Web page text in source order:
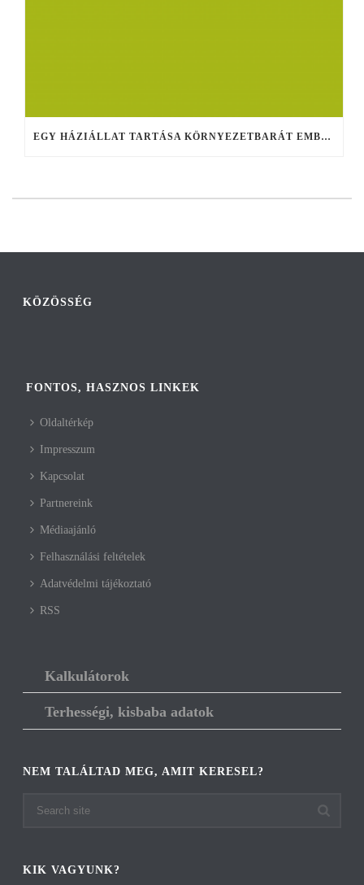
EGY HÁZIÁLLAT TARTÁSA KÖRNYEZETBARÁT EMBERRÉ FORMÁL
KÖZÖSSÉG
FONTOS, HASZNOS LINKEK
Oldaltérkép
Impresszum
Kapcsolat
Partnereink
Médiaajánló
Felhasználási feltételek
Adatvédelmi tájékoztató
RSS
Kalkulátorok
Terhességi, kisbaba adatok
NEM TALÁLTAD MEG, AMIT KERESEL?
KIK VAGYUNK?